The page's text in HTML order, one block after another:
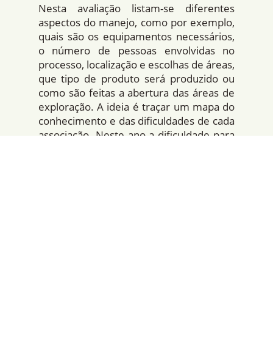
Nesta avaliação listam-se diferentes
aspectos do manejo, como por exemplo,
quais são os equipamentos necessários,
o número de pessoas envolvidas no
processo, localização e escolhas de áreas,
que tipo de produto será produzido ou
como são feitas a abertura das áreas de
exploração. A ideia é traçar um mapa do
conhecimento e das dificuldades de cada
associação. Neste ano a dificuldade para